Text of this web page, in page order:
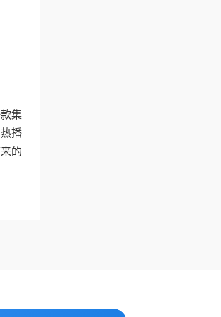
集
播
的